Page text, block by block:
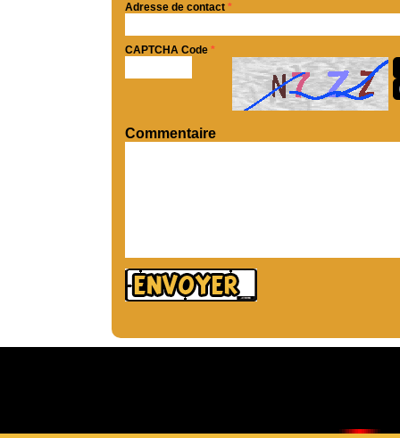
Adresse de contact *
CAPTCHA Code *
Commentaire